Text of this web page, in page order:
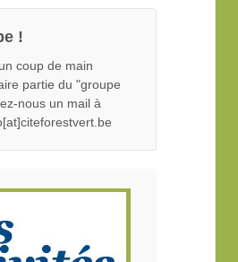
!
coup de main
partie du "groupe
nous un mail à